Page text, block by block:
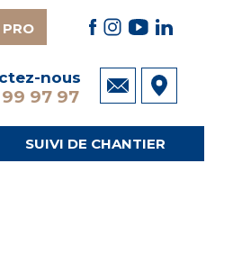
nous
97 97
PRO
SUIVI DE CHANTIER